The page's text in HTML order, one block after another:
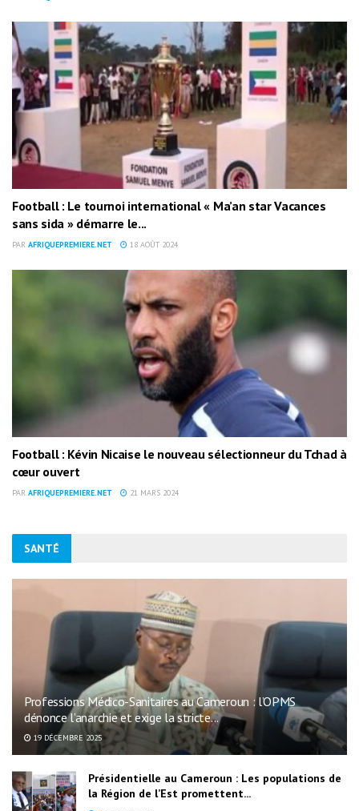
Football : Le tournoi international « Ma’an star Vacances
sans sida » démarre le...
PAR AFRIQUEPREMIERE.NET 18 AOÛT 2024
Football : Kévin Nicaise le nouveau sélectionneur du Tchad à
cœur ouvert
PAR AFRIQUEPREMIERE.NET 21 MARS 2024
SANTÉ
Professions Médico-Sanitaires au Cameroun : l’OPMS
dénonce l’anarchie et exige la stricte...
19 DÉCEMBRE 2025
Présidentielle au Cameroun : Les populations de
la Région de l’Est promettent...